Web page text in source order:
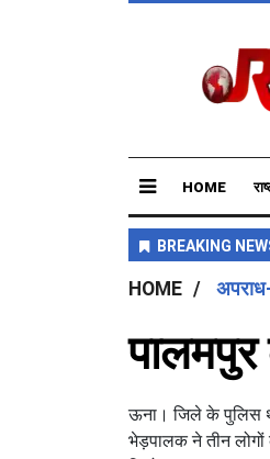
HOME
HOME
ऊना। जिले के पुलिस
भेड़पालक ने तीन लोगों